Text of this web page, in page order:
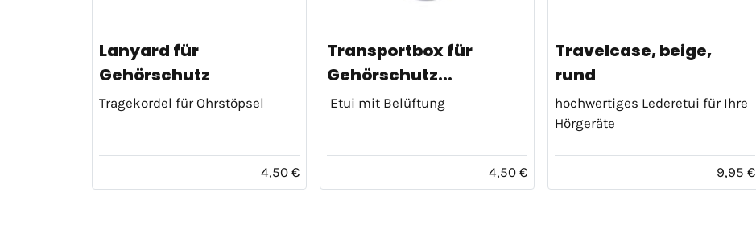
Lanyard für
Gehörschutz
Tragekordel für Ohrstöpsel
4,50 €
Transportbox für
Gehörschutz...
Etui mit Belüftung
4,50 €
Travelcase, beige,
rund
hochwertiges Lederetui für Ihre
Hörgeräte
9,95 €